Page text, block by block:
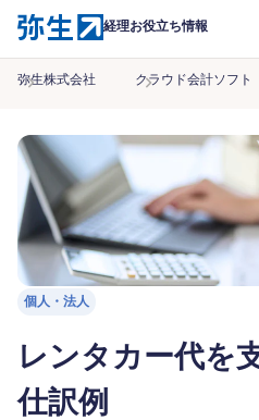
経理お役立ち情報
弥生株式会社 クラウド会計ソフト
個人・法人
レンタカー代を
仕訳例